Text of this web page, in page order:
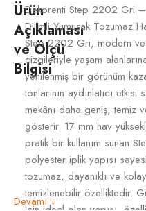
Ürün
Açıklaması
ve Ölçü
Bilgisi
Dekorenti Step 2202 Gri
Dilimli Yumuşak Tozumaz
Step 2202 Gri, modern
çizgileriyle yaşam
yenilenmiş bir görünüm
tonlarının aydınlatıcı etkisi
mekânı daha geniş, temiz
gösterir. 17 mm hav
pratik bir kullanım sunan
polyester iplik yapısı
tozumaz, dayanıklı ve kolay
temizlenebilir özelliktedir.
Devamı ↓